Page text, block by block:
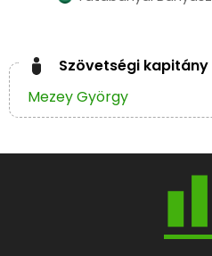
Szövetségi kapitány
Mezey György